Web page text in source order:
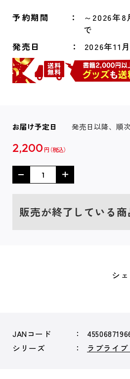
予約期間
～2026年
で
発売日
2026年11
お届け予定日 発売日以降、順
2,200 円
販売が終了している商
シ
JANコード
シリーズ
ラブライブ